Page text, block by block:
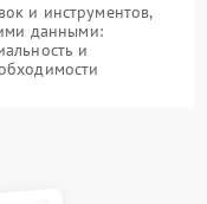
и инструментов,
данными:
и